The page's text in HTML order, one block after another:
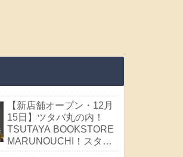
【新店舗オープン・12月
15日】ツタバ丸の内！
TSUTAYA BOOKSTORE
MARUNOUCHI！スタバ